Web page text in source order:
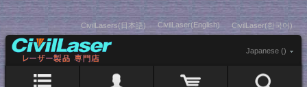
CivilLasers(日本語) CivilLaser(English) CivilLaser(한국어)
Japanese ()